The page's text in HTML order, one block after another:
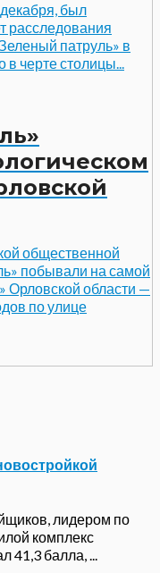
был
расследования
патруль» в
в черте столицы...
общественной
побывали на самой
Орловской области —
по улице
лидером по
комплекс
41,3 балла, ...